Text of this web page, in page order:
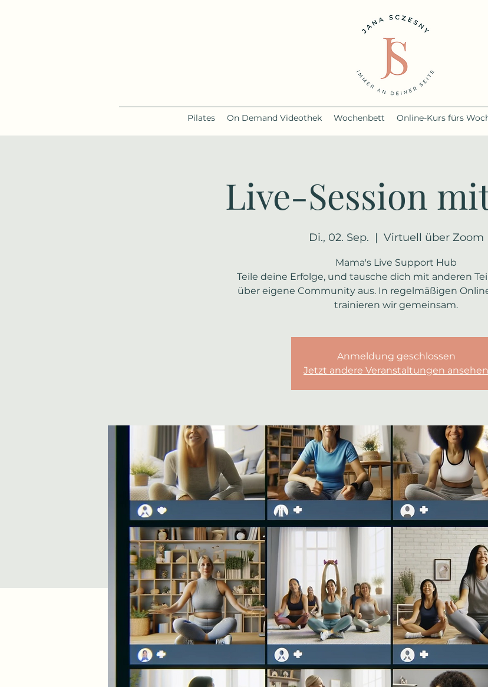
Pilates On Demand Videothek Wochenbett Online-Kurs fürs
Live-Session
Di., 02. Sep.
  |
Virtuell über Zoom
Mama's Live Support Hub
Teile deine Erfolge, und tausche dich mit anderen
über eigene Community aus. In regelmäßigen
trainieren wir gemeinsam.
Anmeldung geschlossen
Jetzt andere Veranstaltungen ansehen